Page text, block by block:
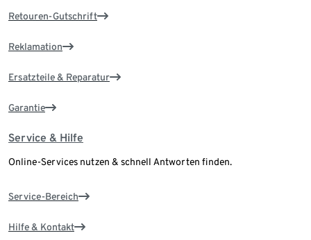
Retouren-Gutschrift
Reklamation
Ersatzteile & Reparatur
Garantie
Service & Hilfe
Online-Services nutzen & schnell Antworten finden.
Service-Bereich
Hilfe & Kontakt